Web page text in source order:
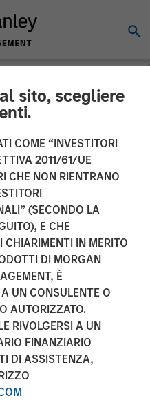
sito, scegliere
COME “INVESTITORI
2011/61/UE
CHE NON RIENTRANO
(SECONDO LA
E CHE
CHIARIMENTI IN MERITO
DI MORGAN
È
UN CONSULENTE O
AUTORIZZATO.
RIVOLGERSI A UN
FINANZIARIO
DI ASSISTENZA,
for
and BAST Investment
stake in Breitenfeld AG
of the Austrian specialty
and Fortis
back the shares
Equity Partner GmbH.